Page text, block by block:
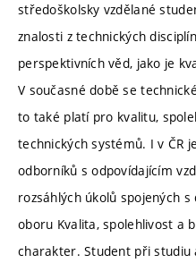
středoškolsky vzdělané
znalosti z technických
perspektivních věd, jako je
V současné době se
to také platí pro kvalitu,
technických systémů. I v ČR
odborníků s odpovídajícím
rozsáhlých úkolů spojených
oboru Kvalita, spolehlivost a
charakter. Student při studiu